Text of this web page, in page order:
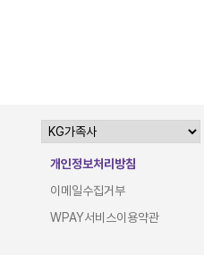
개인정보처리방침
이메일수집거부
WPAY서비스이용약관